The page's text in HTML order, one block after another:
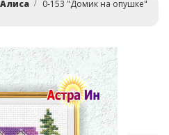
Алиса
0-153 "Домик на опушке"